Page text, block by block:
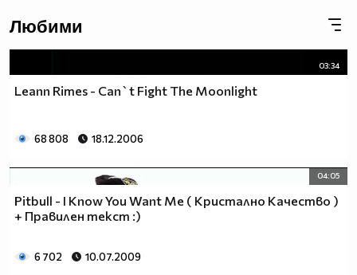
Любими
03:34
Leann Rimes - Can`t Fight The Moonlight
68 808 18.12.2006
04:05
Pitbull - I Know You Want Me ( Кристално Качество )
+ Правилен текст :)
6 702 10.07.2009